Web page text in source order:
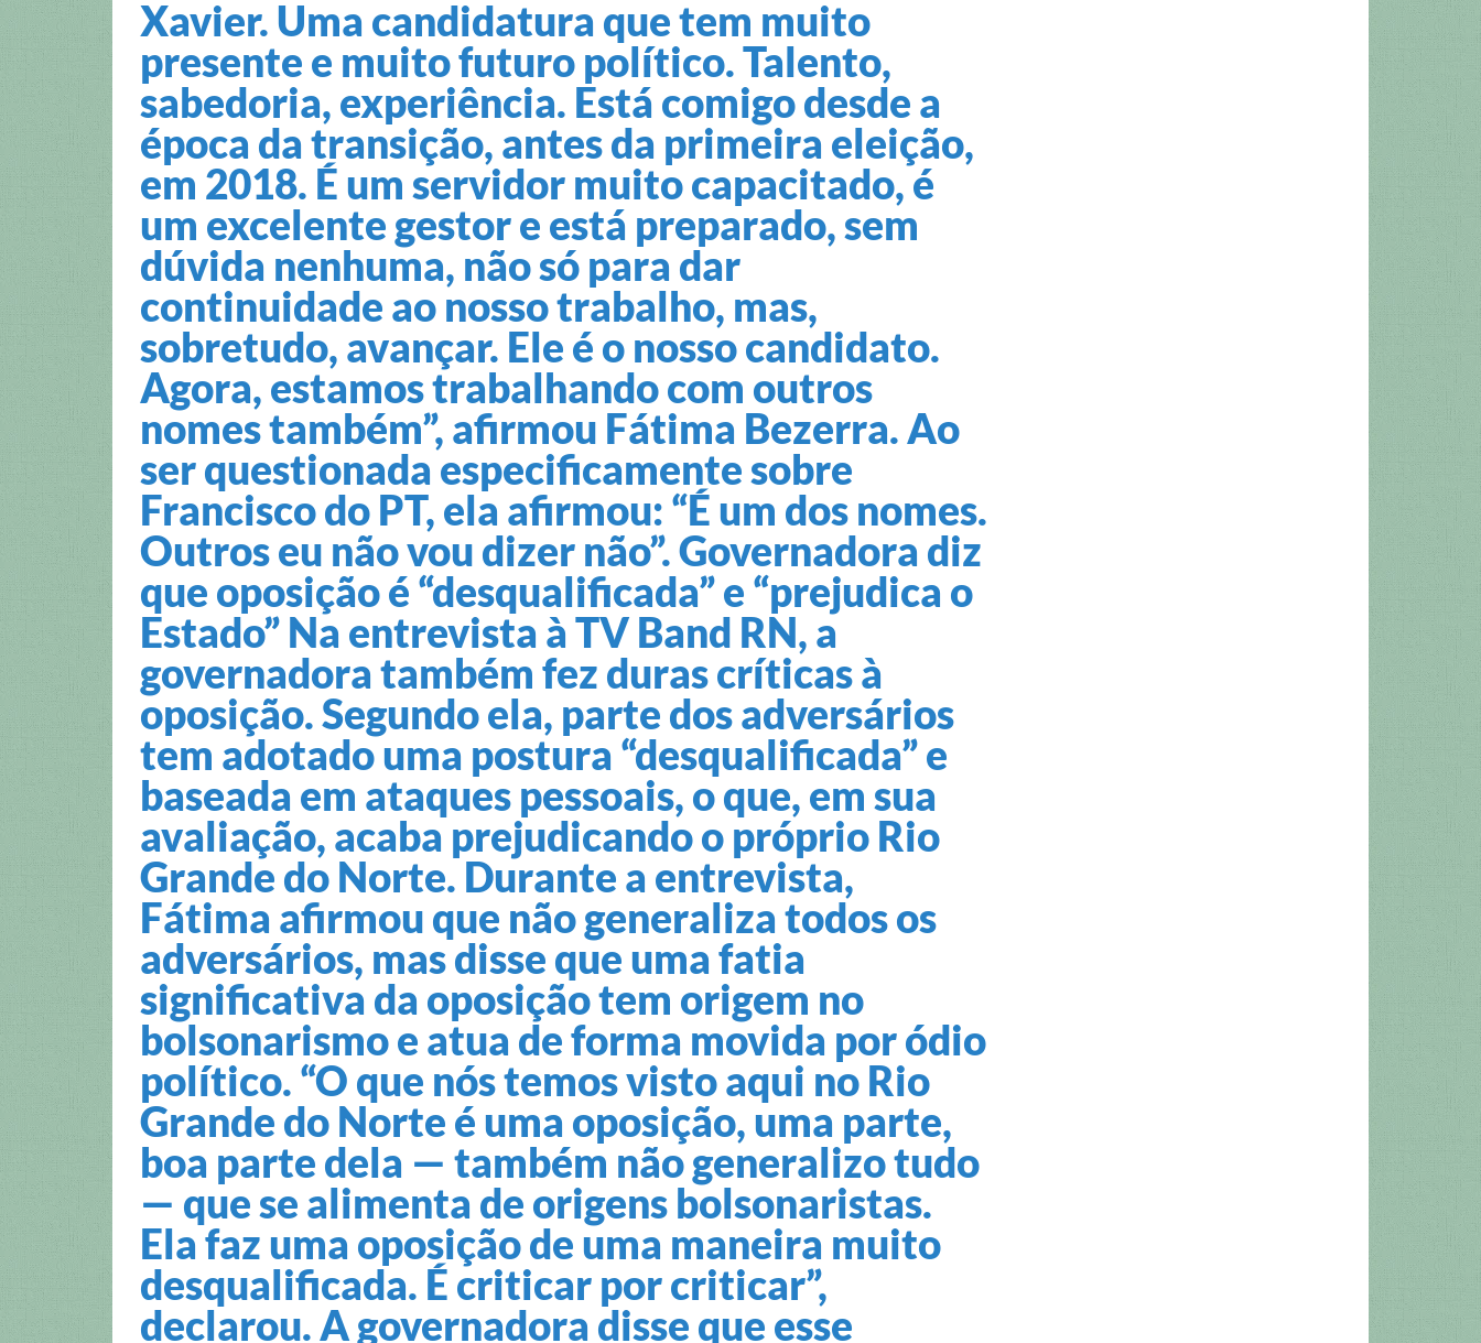
Xavier. Uma candidatura que tem muito
presente e muito futuro político. Talento,
sabedoria, experiência. Está comigo desde a
época da transição, antes da primeira eleição,
em 2018. É um servidor muito capacitado, é
um excelente gestor e está preparado, sem
dúvida nenhuma, não só para dar
continuidade ao nosso trabalho, mas,
sobretudo, avançar. Ele é o nosso candidato.
Agora, estamos trabalhando com outros
nomes também”, afirmou Fátima Bezerra. Ao
ser questionada especificamente sobre
Francisco do PT, ela afirmou: “É um dos nomes.
Outros eu não vou dizer não”. Governadora diz
que oposição é “desqualificada” e “prejudica o
Estado” Na entrevista à TV Band RN, a
governadora também fez duras críticas à
oposição. Segundo ela, parte dos adversários
tem adotado uma postura “desqualificada” e
baseada em ataques pessoais, o que, em sua
avaliação, acaba prejudicando o próprio Rio
Grande do Norte. Durante a entrevista,
Fátima afirmou que não generaliza todos os
adversários, mas disse que uma fatia
significativa da oposição tem origem no
bolsonarismo e atua de forma movida por ódio
político. “O que nós temos visto aqui no Rio
Grande do Norte é uma oposição, uma parte,
boa parte dela — também não generalizo tudo
— que se alimenta de origens bolsonaristas.
Ela faz uma oposição de uma maneira muito
desqualificada. É criticar por criticar”,
declarou. A governadora disse que esse